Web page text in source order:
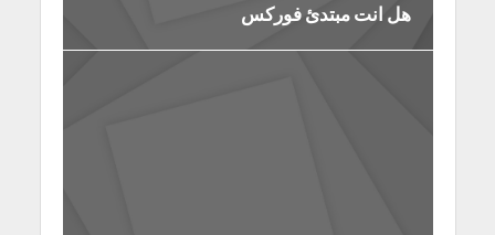
هل انت مبتدئ فوركس